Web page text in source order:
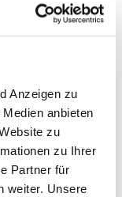
Anzeigen zu
anbieten
zu
zu Ihrer
Partner für
weiter. Unsere